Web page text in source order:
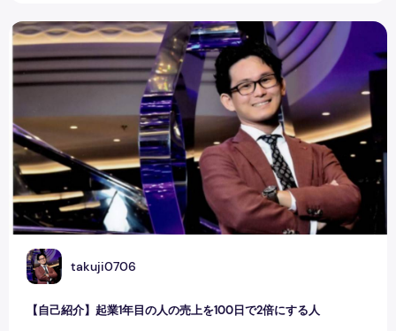
T takuji0706
【自己紹介】起業1年目の人の売上を100日で2倍にする人
【自己紹介】起業1年目の人の売上を100日で2倍にする人